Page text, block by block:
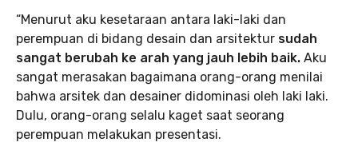
“Menurut aku kesetaraan antara laki-laki dan
perempuan di bidang desain dan arsitektur sudah
sangat berubah ke arah yang jauh lebih baik. Aku
sangat merasakan bagaimana orang-orang menilai
bahwa arsitek dan desainer didominasi oleh laki laki.
Dulu, orang-orang selalu kaget saat seorang
perempuan melakukan presentasi.